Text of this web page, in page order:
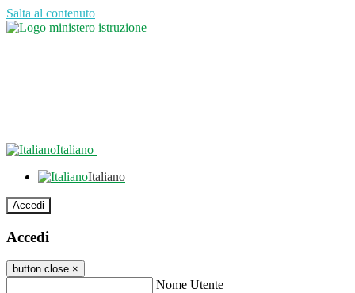
Salta al contenuto
Italiano
Italiano
Accedi
Accedi
button close ×
Nome Utente